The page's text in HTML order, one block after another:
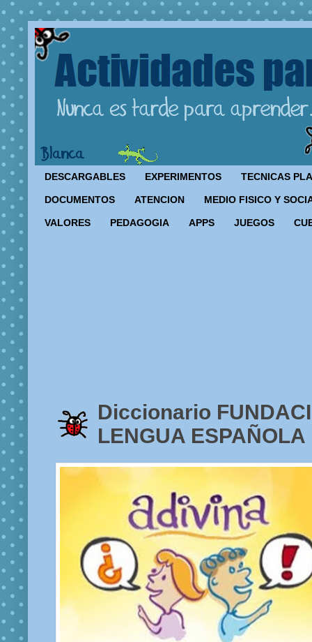
DESCARGABLES EXPERIMENTOS TECNICAS
DOCUMENTOS ATENCION MEDIO FISICO Y
VALORES PEDAGOGIA APPS JUEGOS
Diccionario
LENGUA ESPAÑOLA